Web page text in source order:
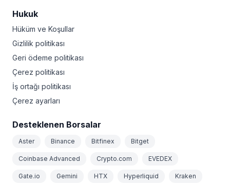
Hukuk
Hüküm ve Koşullar
Gizlilik politikası
Geri ödeme politikası
Çerez politikası
İş ortağı politikası
Çerez ayarları
Desteklenen Borsalar
Aster Binance Bitfinex Bitget
Coinbase Advanced Crypto.com EVEDEX
Gate.io Gemini HTX Hyperliquid Kraken